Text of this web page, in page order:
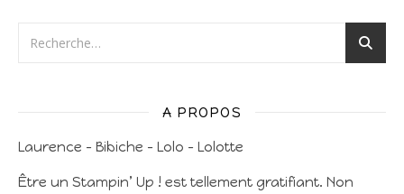
A PROPOS
Laurence – Bibiche – Lolo – Lolotte
Être un Stampin’ Up ! est tellement gratifiant. Non